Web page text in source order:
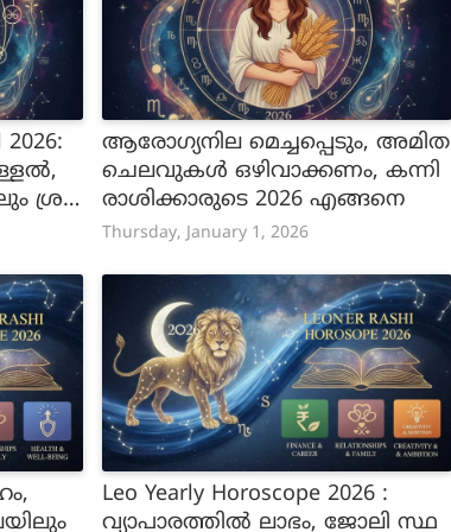
2026:
ശ്ര
ആരോഗ്യനില മെച്ചപ്പെടും, അമിത
ചെലവുകൾ ഒഴിവാക്കണം, കന്നി
രാശിക്കാരുടെ 2026 എങ്ങനെ
Thursday, January 1, 2026
Leo Yearly Horoscope 2026 :
വ്യാപാരത്തിൽ ലാഭം, ജോലി സ്ഥ